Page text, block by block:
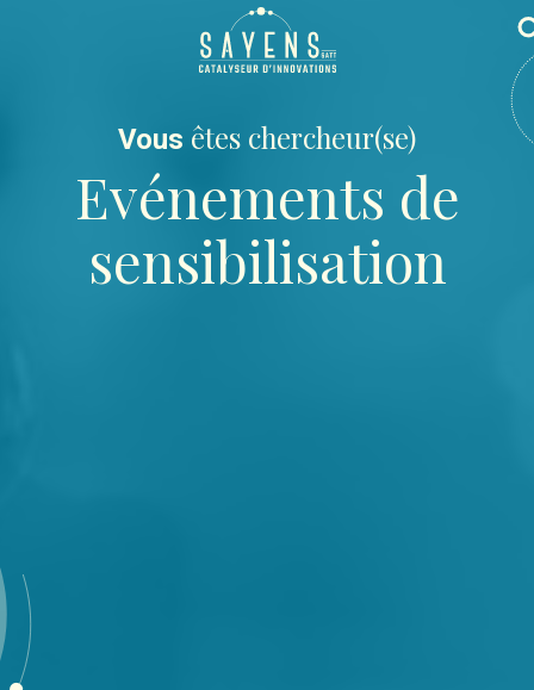
Vous êtes chercheur(se)
Evénements de
sensibilisation